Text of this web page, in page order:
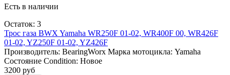
Есть в наличии
Остаток: 3
Трос газа BWX Yamaha WR250F 01-02, WR400F 00, WR426F
01-02, YZ250F 01-02, YZ426F
Производитель: BearingWorx Марка мотоцикла: Yamaha
Состояние Condition: Новое
3200 руб